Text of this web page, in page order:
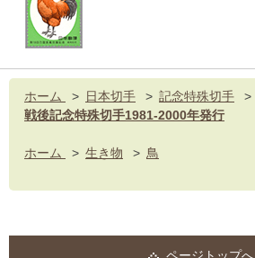
ホーム > 日本切手 > 記念特殊切手
>
戦後記念特殊切手1981-2000年発行
ホーム > 生き物 > 鳥